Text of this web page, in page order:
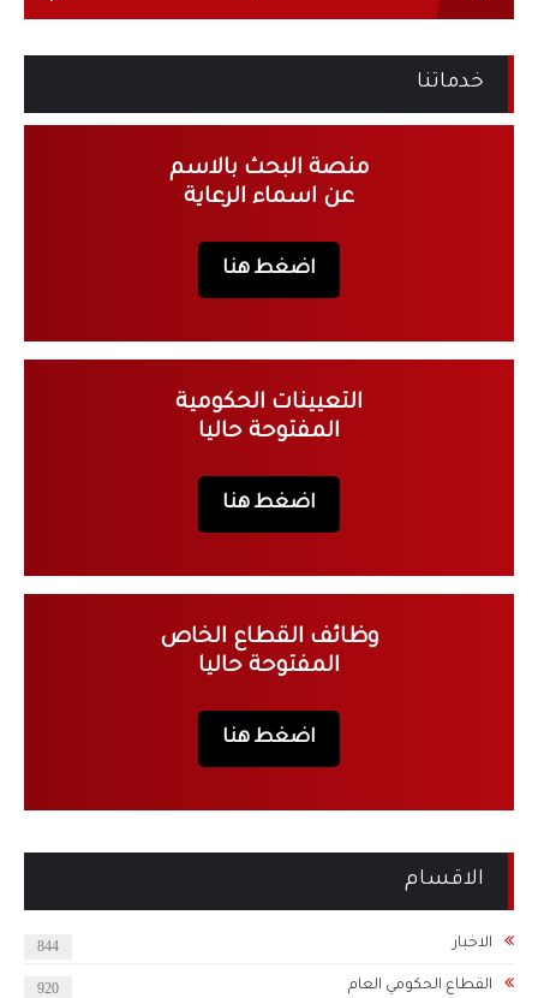
خدماتنا
منصة البحث بالاسم
عن اسماء الرعاية
اضغط هنا
التعيينات الحكومية
المفتوحة حاليا
اضغط هنا
وظائف القطاع الخاص
المفتوحة حاليا
اضغط هنا
الاقسام
الاخبار 844
القطاع الحكومي العام 920